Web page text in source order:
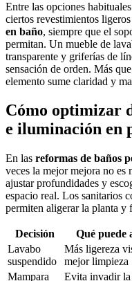
Entre las opciones
ciertos revestimientos ligeros
en baño, siempre que el
permitan. Un mueble de
transparente y griferías de
sensación de orden. Más
elemento sume claridad y
Cómo optimizar
e iluminación en
En las reformas de baños
veces la mejor mejora no es
ajustar profundidades y
espacio real. Los sanitarios
permiten aligerar la planta y
Decisión Qué puede
Lavabo
suspendido
Más ligereza
mejor limpieza
Mampara
Evita invadir la